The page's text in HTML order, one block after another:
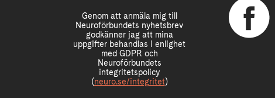
Genom att anmäla mig till
Neuroförbundets nyhetsbrev
godkänner jag att mina
uppgifter behandlas i enlighet
med GDPR och
Neuroförbundets
integritetspolicy
(neuro.se/integritet)